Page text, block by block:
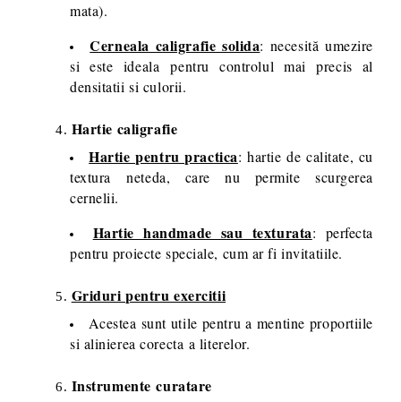
mata).
Cerneala caligrafie solida: necesită umezire
si este ideala pentru controlul mai precis al
densitatii si culorii.
Hartie caligrafie
Hartie pentru practica: hartie de calitate, cu
textura neteda, care nu permite scurgerea
cernelii.
Hartie handmade sau texturata: perfecta
pentru proiecte speciale, cum ar fi invitatiile.
Griduri pentru exercitii
Acestea sunt utile pentru a mentine proportiile
si alinierea corecta a literelor.
Instrumente curatare